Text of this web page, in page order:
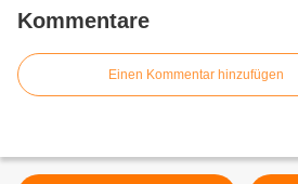
Kommentare
Einen Kommentar hinzufügen